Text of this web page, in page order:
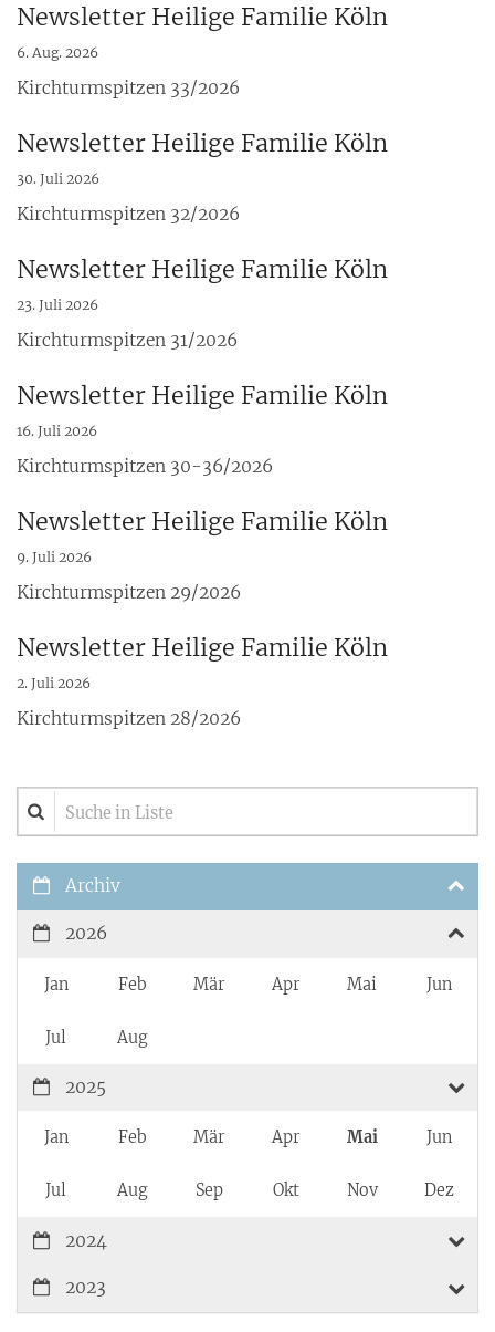
Newsletter Heilige Familie Köln
6. Aug. 2026
Kirchturmspitzen 33/2026
Newsletter Heilige Familie Köln
30. Juli 2026
Kirchturmspitzen 32/2026
Newsletter Heilige Familie Köln
23. Juli 2026
Kirchturmspitzen 31/2026
Newsletter Heilige Familie Köln
16. Juli 2026
Kirchturmspitzen 30-36/2026
Newsletter Heilige Familie Köln
9. Juli 2026
Kirchturmspitzen 29/2026
Newsletter Heilige Familie Köln
2. Juli 2026
Kirchturmspitzen 28/2026
Suche in Liste
Archiv
2026
Jan Feb Mär Apr Mai Jun
Jul Aug
2025
Jan Feb Mär Apr Mai Jun
Jul Aug Sep Okt Nov Dez
2024
2023